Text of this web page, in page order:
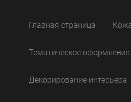
Главная страница
Тематическое оформление
Декорирование интерьера